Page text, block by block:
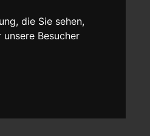
die Sie sehen,
Besucher
an den